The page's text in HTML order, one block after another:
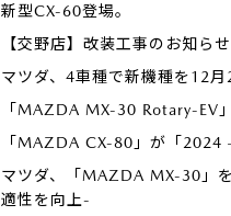
新型CX-60登場。
【交野店】改装工事のお知ら
マツダ、4車種で新機種を12
「MAZDA MX-30 Rotary-EV
「MAZDA CX-80」が「2024
マツダ、「MAZDA MX-30」
適性を向上-